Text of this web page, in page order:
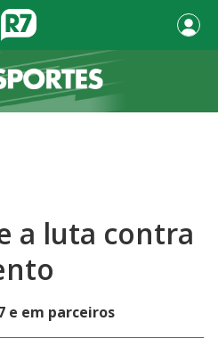
a luta contra
e em parceiros